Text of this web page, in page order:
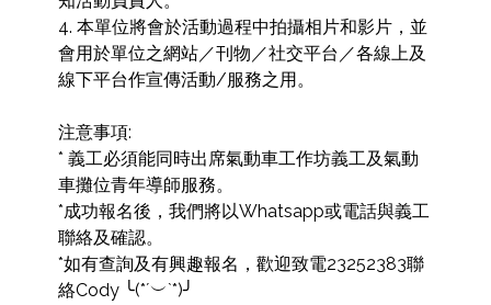
4. 本單位將會於活動過程中拍攝相片和影片，並
會用於單位之網站／刊物／社交平台／各線上及
線下平台作宣傳活動/服務之用。
注意事項:
* 義工必須能同時出席氣動車工作坊義工及氣動
車攤位青年導師服務。
*成功報名後，我們將以Whatsapp或電話與義工
聯絡及確認。
*如有查詢及有興趣報名，歡迎致電23252383聯